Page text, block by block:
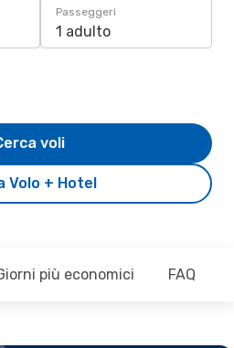
Passeggeri
1 adulto
Volo + Hotel
voli
più economici FAQ